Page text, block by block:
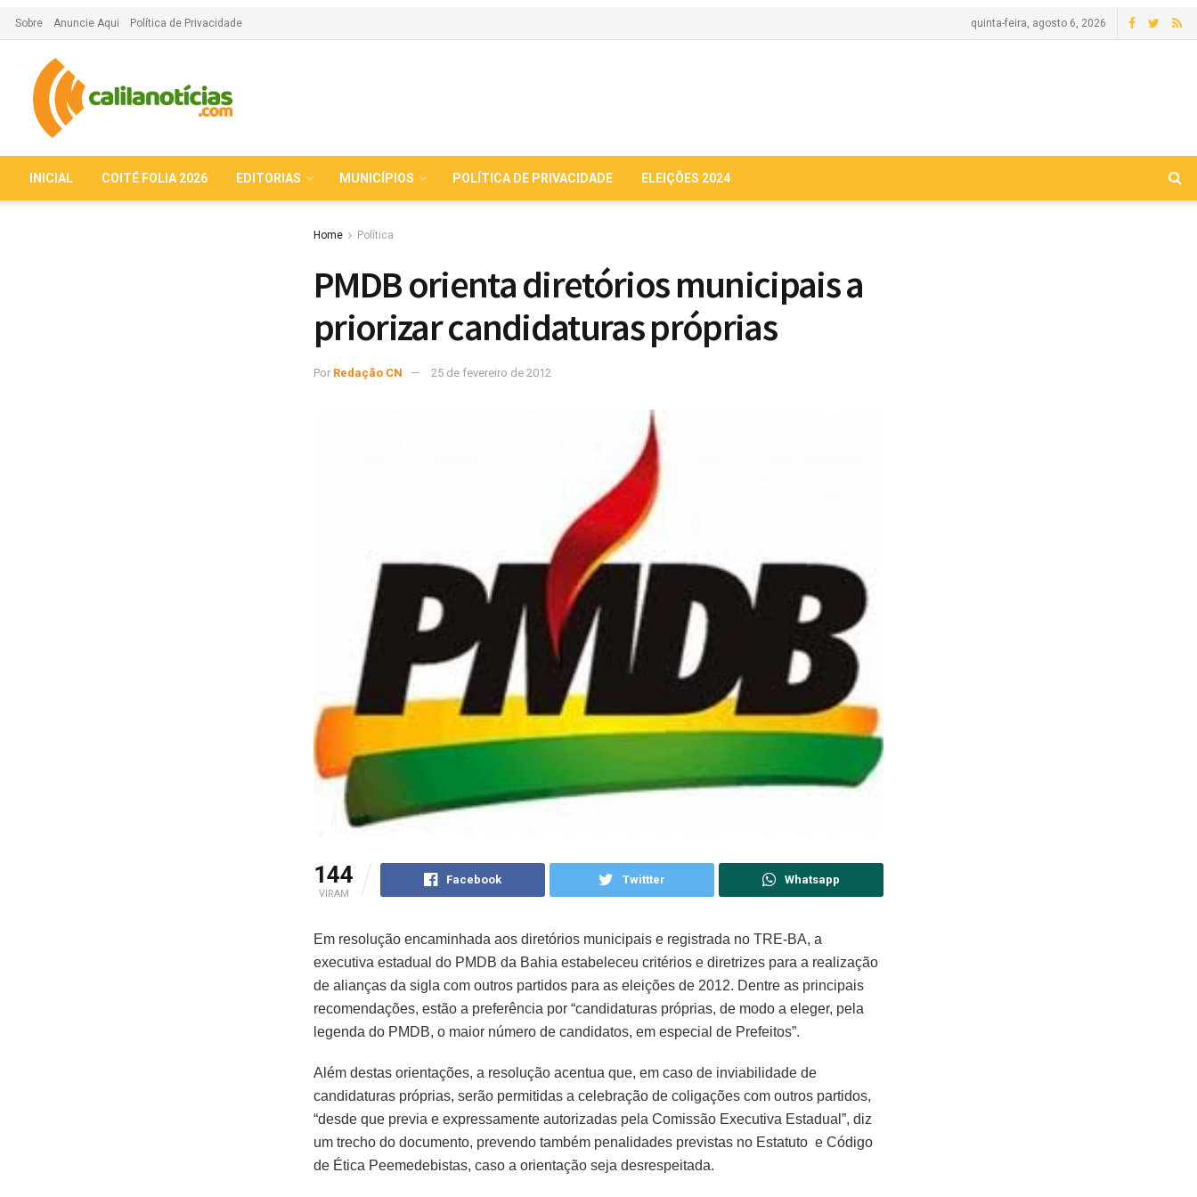
Sobre Anuncie Aqui Política de Privacidade quinta-feira, agosto 6, 2026
INICIAL COITÉ FOLIA 2026 EDITORIAS MUNICÍPIOS POLÍTICA DE PRIVACIDADE ELEIÇÕES 2024
Home Política
PMDB orienta diretórios municipais a
priorizar candidaturas próprias
Por Redação CN 25 de fevereiro de 2012
144
VIRAM
Facebook Twittter Whatsapp
Em resolução encaminhada aos diretórios municipais e registrada no TRE-BA, a
executiva estadual do PMDB da Bahia estabeleceu critérios e diretrizes para a realização
de alianças da sigla com outros partidos para as eleições de 2012. Dentre as principais
recomendações, estão a preferência por “candidaturas próprias, de modo a eleger, pela
legenda do PMDB, o maior número de candidatos, em especial de Prefeitos”.
Além destas orientações, a resolução acentua que, em caso de inviabilidade de
candidaturas próprias, serão permitidas a celebração de coligações com outros partidos,
“desde que previa e expressamente autorizadas pela Comissão Executiva Estadual”, diz
um trecho do documento, prevendo também penalidades previstas no Estatuto e Código
de Ética Peemedebistas, caso a orientação seja desrespeitada.